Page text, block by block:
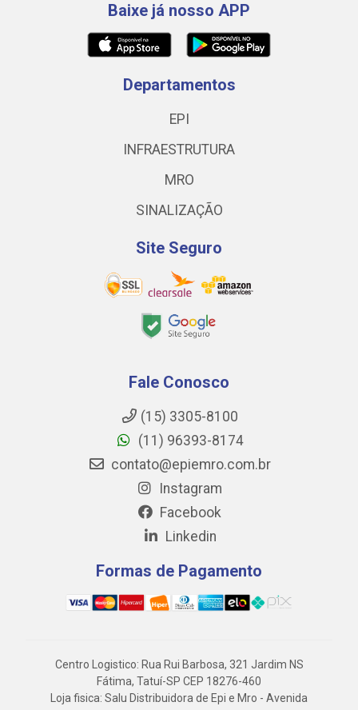
Baixe já nosso APP
Departamentos
EPI
INFRAESTRUTURA
MRO
SINALIZAÇÃO
Site Seguro
Fale Conosco
(15) 3305-8100
(11) 96393-8174
contato@epiemro.com.br
Instagram
Facebook
Linkedin
Formas de Pagamento
Centro Logistico: Rua Rui Barbosa, 321 Jardim NS
Fátima, Tatuí-SP CEP 18276-460
Loja fisica: Salu Distribuidora de Epi e Mro - Avenida